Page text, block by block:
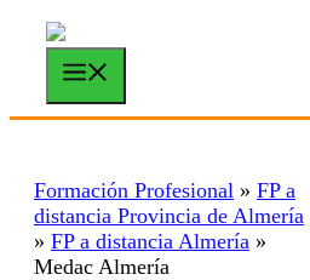
Saltar
contenido
Formación Profesional » FP a
distancia Provincia de Almería
» FP a distancia Almería »
Medac Almería